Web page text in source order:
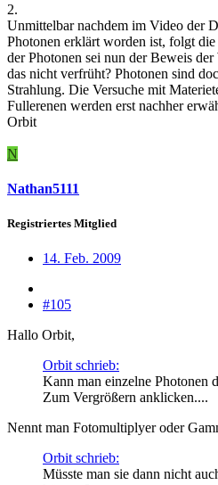
2.
Unmittelbar nachdem im Video der
Photonen erklärt worden ist, folgt
der Photonen sei nun der Beweis
das nicht verfrüht? Photonen sind
Strahlung. Die Versuche mit
Fullerenen werden erst nachher
Orbit
N
Nathan5111
Registriertes Mitglied
14. Feb. 2009
#105
Hallo Orbit,
Orbit schrieb:
Kann man einzelne Photonen
Zum Vergrößern anklicken....
Nennt man Fotomultiplyer oder
Orbit schrieb:
Müsste man sie dann nicht